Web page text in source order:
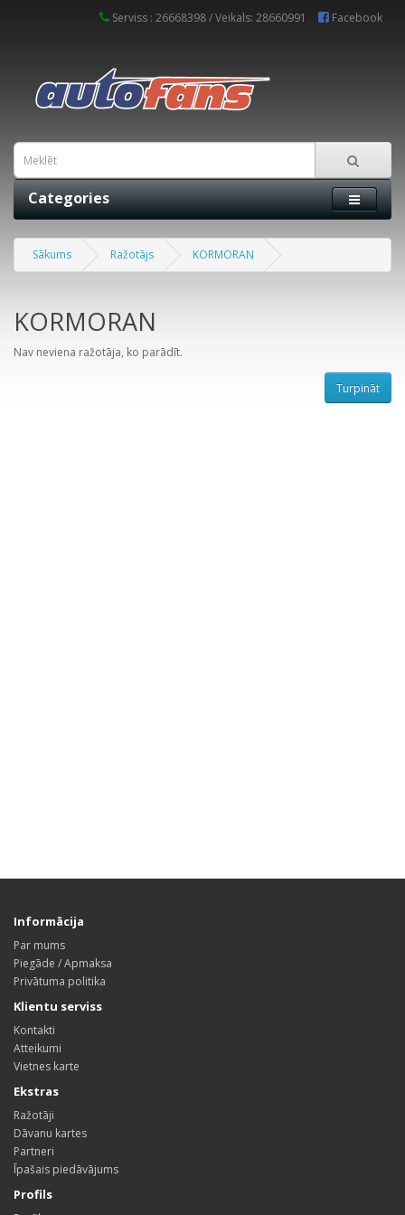
Serviss : 26668398 / Veikals: 28660991 Facebook
Categories
Sākums Ražotājs KORMORAN
KORMORAN
Nav neviena ražotāja, ko parādīt.
Turpināt
Informācija
Par mums
Piegāde / Apmaksa
Privātuma politika
Klientu serviss
Kontakti
Atteikumi
Vietnes karte
Ekstras
Ražotāji
Dāvanu kartes
Partneri
Īpašais piedāvājums
Profils